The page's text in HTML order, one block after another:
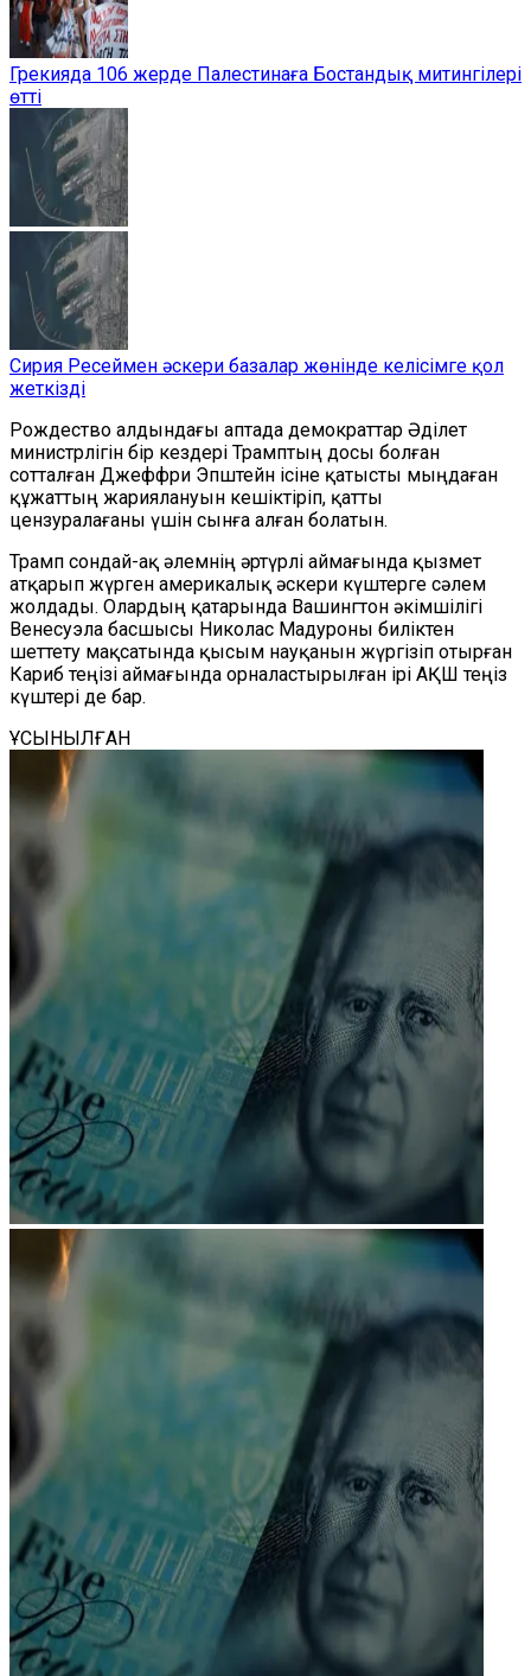
Грекияда 106 жерде Палестинаға Бостандық митингілері
өтті
Сирия Ресеймен әскери базалар жөнінде келісімге қол
жеткізді
Рождество алдындағы аптада демократтар Әділет
министрлігін бір кездері Трамптың досы болған
сотталған Джеффри Эпштейн ісіне қатысты мыңдаған
құжаттың жариялануын кешіктіріп, қатты
цензуралағаны үшін сынға алған болатын.
Трамп сондай-ақ әлемнің әртүрлі аймағында қызмет
атқарып жүрген америкалық әскери күштерге сәлем
жолдады. Олардың қатарында Вашингтон әкімшілігі
Венесуэла басшысы Николас Мадуроны биліктен
шеттету мақсатында қысым науқанын жүргізіп отырған
Кариб теңізі аймағында орналастырылған ірі АҚШ теңіз
күштері де бар.
ҰСЫНЫЛҒАН